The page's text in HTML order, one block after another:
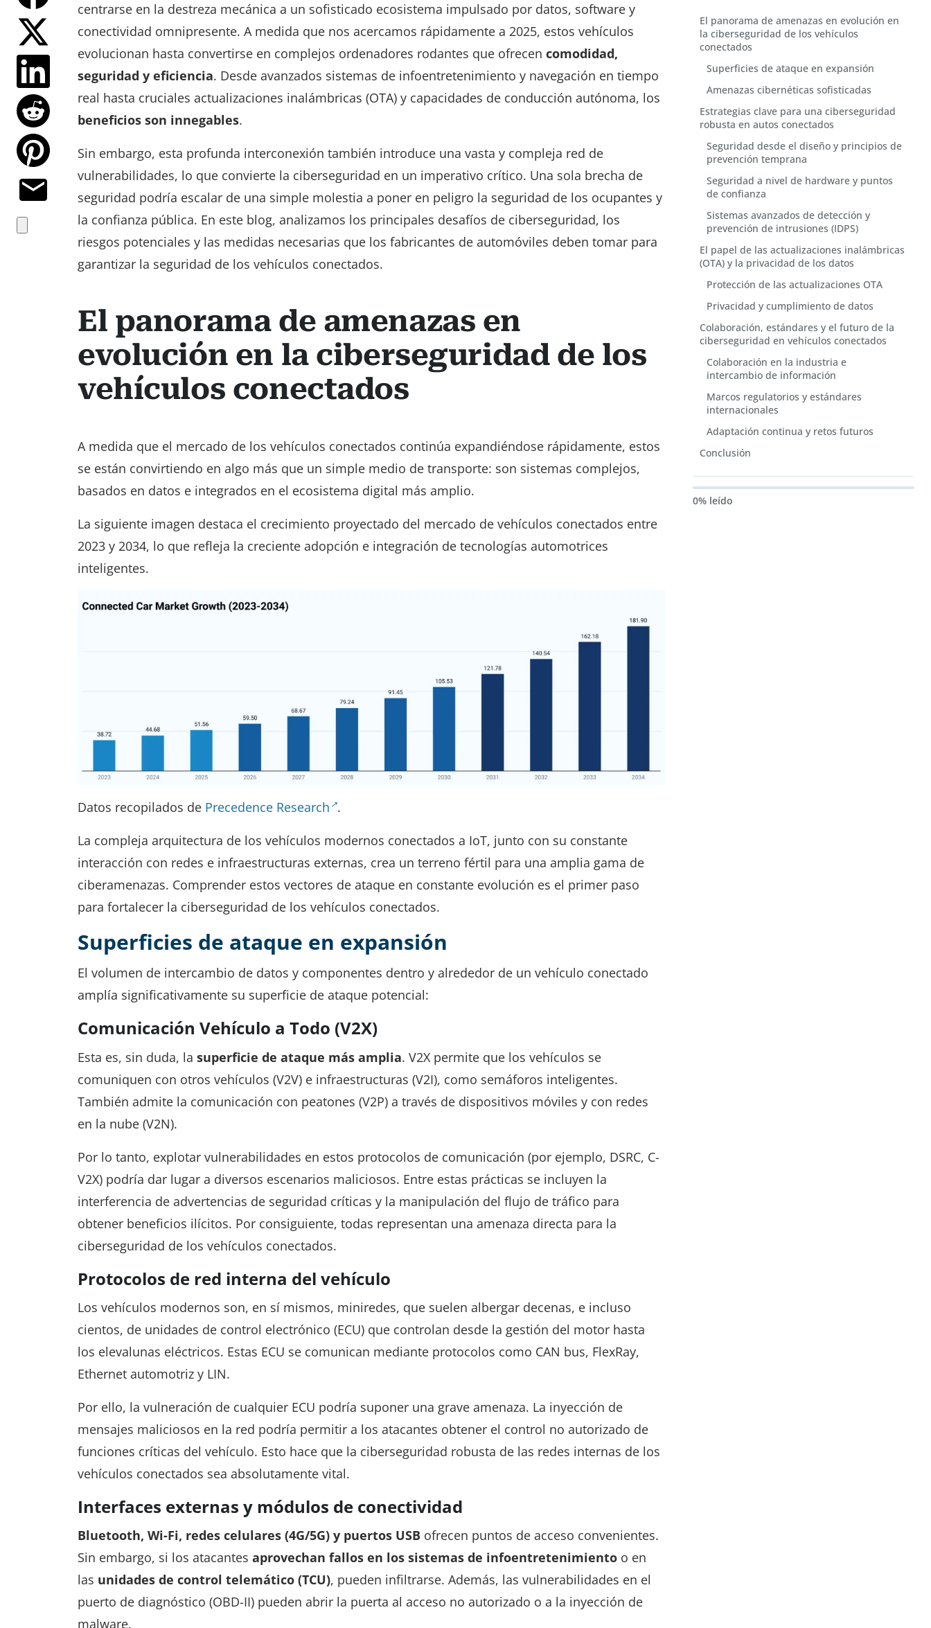
centrarse en la destreza mecánica a un sofisticado ecosistema impulsado por datos, software y
conectividad omnipresente. A medida que nos acercamos rápidamente a 2025, estos vehículos
evolucionan hasta convertirse en complejos ordenadores rodantes que ofrecen comodidad,
seguridad y eficiencia. Desde avanzados sistemas de infoentretenimiento y navegación en tiempo
real hasta cruciales actualizaciones inalámbricas (OTA) y capacidades de conducción autónoma, los
beneficios son innegables.
Sin embargo, esta profunda interconexión también introduce una vasta y compleja red de
vulnerabilidades, lo que convierte la ciberseguridad en un imperativo crítico. Una sola brecha de
seguridad podría escalar de una simple molestia a poner en peligro la seguridad de los ocupantes y
la confianza pública. En este blog, analizamos los principales desafíos de ciberseguridad, los
riesgos potenciales y las medidas necesarias que los fabricantes de automóviles deben tomar para
garantizar la seguridad de los vehículos conectados.
El panorama de amenazas en
evolución en la ciberseguridad de los
vehículos conectados
A medida que el mercado de los vehículos conectados continúa expandiéndose rápidamente, estos
se están convirtiendo en algo más que un simple medio de transporte: son sistemas complejos,
basados en datos e integrados en el ecosistema digital más amplio.
La siguiente imagen destaca el crecimiento proyectado del mercado de vehículos conectados entre
2023 y 2034, lo que refleja la creciente adopción e integración de tecnologías automotrices
inteligentes.
Datos recopilados de Precedence Research .
La compleja arquitectura de los vehículos modernos conectados a IoT, junto con su constante
interacción con redes e infraestructuras externas, crea un terreno fértil para una amplia gama de
ciberamenazas. Comprender estos vectores de ataque en constante evolución es el primer paso
para fortalecer la ciberseguridad de los vehículos conectados.
Superficies de ataque en expansión
El volumen de intercambio de datos y componentes dentro y alrededor de un vehículo conectado
amplía significativamente su superficie de ataque potencial:
Comunicación Vehículo a Todo (V2X)
Esta es, sin duda, la superficie de ataque más amplia. V2X permite que los vehículos se
comuniquen con otros vehículos (V2V) e infraestructuras (V2I), como semáforos inteligentes.
También admite la comunicación con peatones (V2P) a través de dispositivos móviles y con redes
en la nube (V2N).
Por lo tanto, explotar vulnerabilidades en estos protocolos de comunicación (por ejemplo, DSRC, C-
V2X) podría dar lugar a diversos escenarios maliciosos. Entre estas prácticas se incluyen la
interferencia de advertencias de seguridad críticas y la manipulación del flujo de tráfico para
obtener beneficios ilícitos. Por consiguiente, todas representan una amenaza directa para la
ciberseguridad de los vehículos conectados.
Protocolos de red interna del vehículo
Los vehículos modernos son, en sí mismos, miniredes, que suelen albergar decenas, e incluso
cientos, de unidades de control electrónico (ECU) que controlan desde la gestión del motor hasta
los elevalunas eléctricos. Estas ECU se comunican mediante protocolos como CAN bus, FlexRay,
Ethernet automotriz y LIN.
Por ello, la vulneración de cualquier ECU podría suponer una grave amenaza. La inyección de
mensajes maliciosos en la red podría permitir a los atacantes obtener el control no autorizado de
funciones críticas del vehículo. Esto hace que la ciberseguridad robusta de las redes internas de los
vehículos conectados sea absolutamente vital.
Interfaces externas y módulos de conectividad
Bluetooth, Wi-Fi, redes celulares (4G/5G) y puertos USB ofrecen puntos de acceso convenientes.
Sin embargo, si los atacantes aprovechan fallos en los sistemas de infoentretenimiento o en
las unidades de control telemático (TCU), pueden infiltrarse. Además, las vulnerabilidades en el
puerto de diagnóstico (OBD-II) pueden abrir la puerta al acceso no autorizado o a la inyección de
malware.
El panorama de amenazas en evolución en
la ciberseguridad de los vehículos
conectados
Superficies de ataque en expansión
Amenazas cibernéticas sofisticadas
Estrategias clave para una ciberseguridad
robusta en autos conectados
Seguridad desde el diseño y principios de
prevención temprana
Seguridad a nivel de hardware y puntos
de confianza
Sistemas avanzados de detección y
prevención de intrusiones (IDPS)
El papel de las actualizaciones inalámbricas
(OTA) y la privacidad de los datos
Protección de las actualizaciones OTA
Privacidad y cumplimiento de datos
Colaboración, estándares y el futuro de la
ciberseguridad en vehículos conectados
Colaboración en la industria e
intercambio de información
Marcos regulatorios y estándares
internacionales
Adaptación continua y retos futuros
Conclusión
0% leído